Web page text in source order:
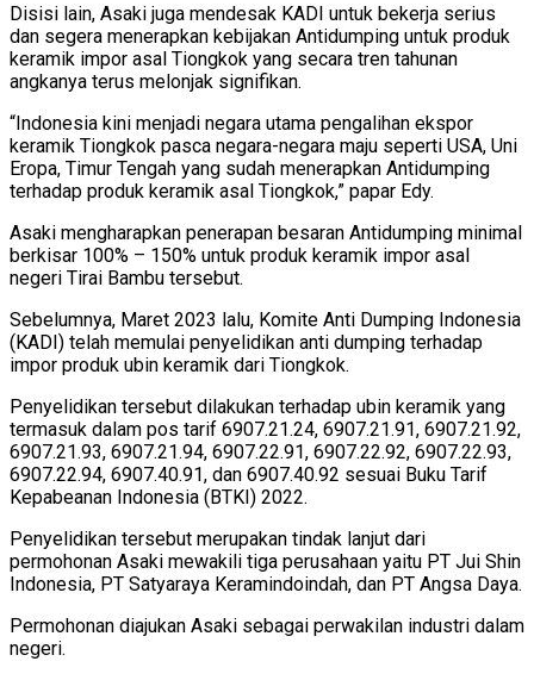
Disisi lain, Asaki juga mendesak KADI untuk bekerja serius
dan segera menerapkan kebijakan Antidumping untuk produk
keramik impor asal Tiongkok yang secara tren tahunan
angkanya terus melonjak signifikan.
“Indonesia kini menjadi negara utama pengalihan ekspor
keramik Tiongkok pasca negara-negara maju seperti USA, Uni
Eropa, Timur Tengah yang sudah menerapkan Antidumping
terhadap produk keramik asal Tiongkok,” papar Edy.
Asaki mengharapkan penerapan besaran Antidumping minimal
berkisar 100% – 150% untuk produk keramik impor asal
negeri Tirai Bambu tersebut.
Sebelumnya, Maret 2023 lalu, Komite Anti Dumping Indonesia
(KADI) telah memulai penyelidikan anti dumping terhadap
impor produk ubin keramik dari Tiongkok.
Penyelidikan tersebut dilakukan terhadap ubin keramik yang
termasuk dalam pos tarif 6907.21.24, 6907.21.91, 6907.21.92,
6907.21.93, 6907.21.94, 6907.22.91, 6907.22.92, 6907.22.93,
6907.22.94, 6907.40.91, dan 6907.40.92 sesuai Buku Tarif
Kepabeanan Indonesia (BTKI) 2022.
Penyelidikan tersebut merupakan tindak lanjut dari
permohonan Asaki mewakili tiga perusahaan yaitu PT Jui Shin
Indonesia, PT Satyaraya Keramindoindah, dan PT Angsa Daya.
Permohonan diajukan Asaki sebagai perwakilan industri dalam
negeri.